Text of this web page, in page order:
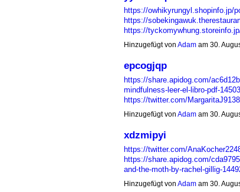
https://owhikyrungyl.shopinfo.jp/
https://
https://
Hinzugefügt von Adamam 30.
epcogjqp
https://share.apidog.com/
mindfulness-leer-el-libro-pdf-
https://twitter.com/
Hinzugefügt von Adamam 30.
xdzmipyi
https://twitter.com/
https://share.apidog.com/
and-the-moth-by-rachel-gillig-
Hinzugefügt von Adamam 30.